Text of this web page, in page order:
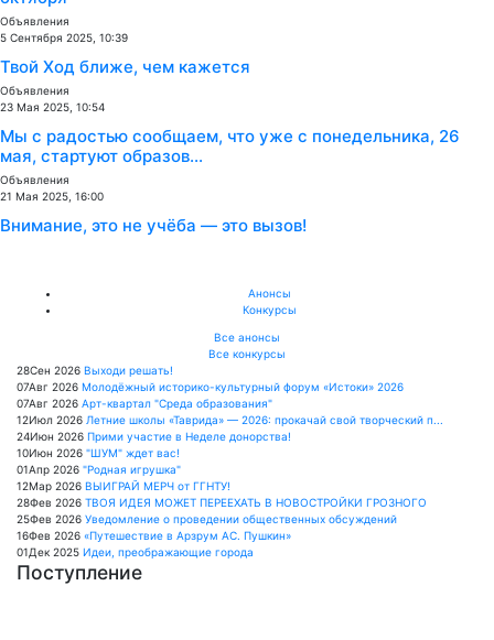
Объявления
5 Сентября 2025, 10:39
Твой Ход ближе, чем кажется
Объявления
23 Мая 2025, 10:54
Мы с радостью сообщаем, что уже с понедельника, 26
мая, стартуют образов...
Объявления
21 Мая 2025, 16:00
Внимание, это не учёба — это вызов!
Анонсы
Конкурсы
Все анонсы
Все конкурсы
28Сен 2026 Выходи решать!
07Авг 2026 Молодёжный историко-культурный форум «Истоки» 2026
07Авг 2026 Арт-квартал "Среда образования"
12Июл 2026 Летние школы «Таврида» — 2026: прокачай свой творческий п...
24Июн 2026 Прими участие в Неделе донорства!
10Июн 2026 "ШУМ" ждет вас!
01Апр 2026 "Родная игрушка"
12Мар 2026 ВЫИГРАЙ МЕРЧ от ГГНТУ!
28Фев 2026 ТВОЯ ИДЕЯ МОЖЕТ ПЕРЕЕХАТЬ В НОВОСТРОЙКИ ГРОЗНОГО
25Фев 2026 Уведомление о проведении общественных обсуждений
16Фев 2026 «Путешествие в Арзрум АС. Пушкин»
01Дек 2025 Идеи, преображающие города
Поступление